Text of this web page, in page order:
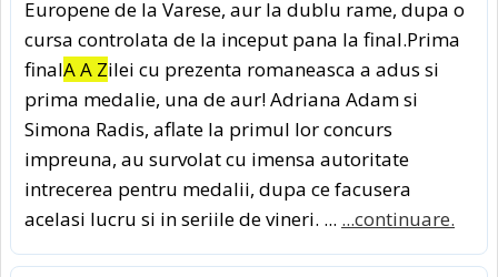
Europene de la Varese, aur la dublu rame, dupa o
cursa controlata de la inceput pana la final.Prima
finalA A Zilei cu prezenta romaneasca a adus si
prima medalie, una de aur! Adriana Adam si
Simona Radis, aflate la primul lor concurs
impreuna, au survolat cu imensa autoritate
intrecerea pentru medalii, dupa ce facusera
acelasi lucru si in seriile de vineri. ... ...continuare.